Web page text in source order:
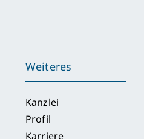
Weiteres
Kanzlei
Profil
Karriere